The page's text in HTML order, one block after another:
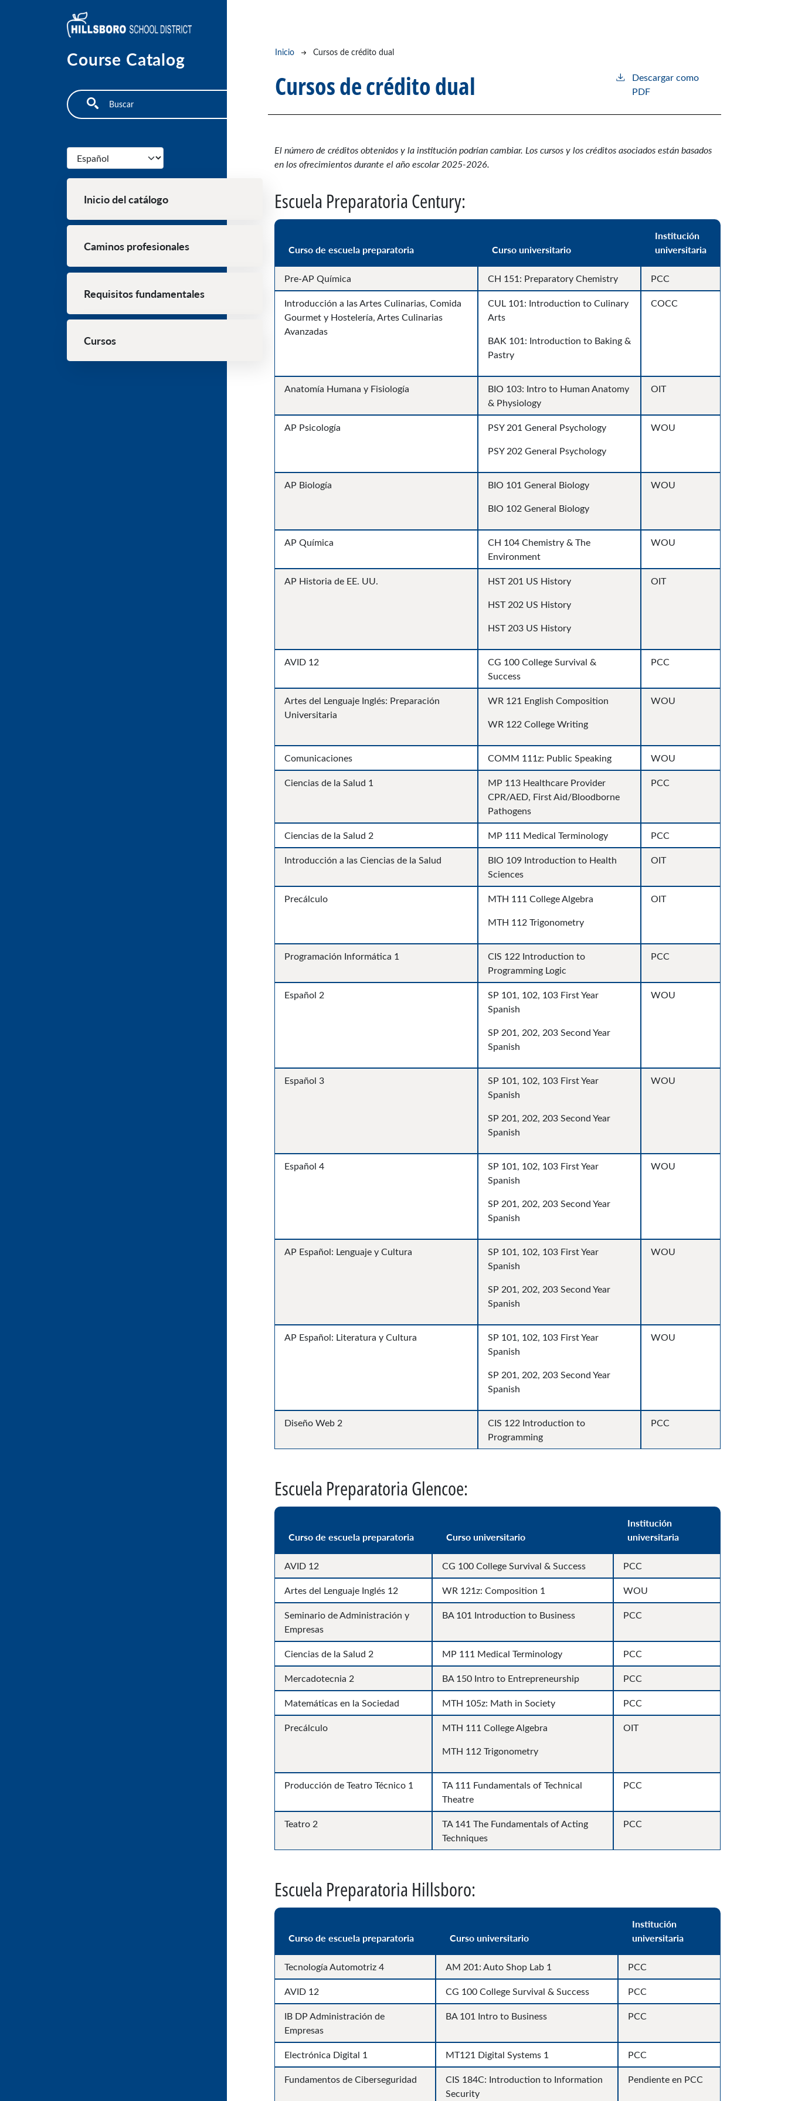
Course Catalog
Search
Select your language
Main Navigation (Spanish)
Inicio del catálogo
Caminos profesionales
Requisitos fundamentales
Cursos
Ruta de navegación
Inicio Cursos de crédito dual
Cursos de crédito dual
Descargar como
PDF
El número de créditos obtenidos y la institución podrían cambiar. Los cursos y los créditos asociados están basados
en los ofrecimientos durante el año escolar 2025-2026.
Escuela Preparatoria Century:
Curso de escuela preparatoria Curso universitario
Institución
universitaria
Pre-AP Química CH 151: Preparatory Chemistry
PCC
Introducción a las Artes Culinarias, Comida
Gourmet y Hostelería, Artes Culinarias
Avanzadas
CUL 101: Introduction to Culinary
Arts
BAK 101: Introduction to Baking &
Pastry
COCC
Anatomía Humana y Fisiología
BIO 103: Intro to Human Anatomy
& Physiology
OIT
AP Psicología
PSY 201 General Psychology
PSY 202 General Psychology
WOU
AP Biología
BIO 101 General Biology
BIO 102 General Biology
WOU
AP Química
CH 104 Chemistry & The
Environment
WOU
AP Historia de EE. UU.
HST 201 US History
HST 202 US History
HST 203 US History
OIT
AVID 12
CG 100 College Survival &
Success
PCC
Artes del Lenguaje Inglés: Preparación
Universitaria
WR 121 English Composition
WR 122 College Writing
WOU
Comunicaciones COMM 111z: Public Speaking
WOU
Ciencias de la Salud 1
MP 113 Healthcare Provider
CPR/AED, First Aid/Bloodborne
Pathogens
PCC
Ciencias de la Salud 2 MP 111 Medical Terminology
PCC
Introducción a las Ciencias de la Salud
BIO 109 Introduction to Health
Sciences
OIT
Precálculo
MTH 111 College Algebra
MTH 112 Trigonometry
OIT
Programación Informática 1
CIS 122 Introduction to
Programming Logic
PCC
Español 2
SP 101, 102, 103 First Year
Spanish
SP 201, 202, 203 Second Year
Spanish
WOU
Español 3
SP 101, 102, 103 First Year
Spanish
SP 201, 202, 203 Second Year
Spanish
WOU
Español 4
SP 101, 102, 103 First Year
Spanish
SP 201, 202, 203 Second Year
Spanish
WOU
AP Español: Lenguaje y Cultura
SP 101, 102, 103 First Year
Spanish
SP 201, 202, 203 Second Year
Spanish
WOU
AP Español: Literatura y Cultura
SP 101, 102, 103 First Year
Spanish
SP 201, 202, 203 Second Year
Spanish
WOU
Diseño Web 2
CIS 122 Introduction to
Programming
PCC
Escuela Preparatoria Glencoe:
Curso de escuela preparatoria Curso universitario
Institución
universitaria
AVID 12 CG 100 College Survival & Success
PCC
Artes del Lenguaje Inglés 12
WR 121z: Composition 1
WOU
Seminario de Administración y
Empresas
BA 101 Introduction to Business PCC
Ciencias de la Salud 2 MP 111 Medical Terminology
PCC
Mercadotecnia 2
BA 150 Intro to Entrepreneurship
PCC
Matemáticas en la Sociedad
MTH 105z: Math in Society
PCC
Precálculo
MTH 111 College Algebra
MTH 112 Trigonometry
OIT
Producción de Teatro Técnico 1
TA 111 Fundamentals of Technical
Theatre
PCC
Teatro 2
TA 141 The Fundamentals of Acting
Techniques
PCC
Escuela Preparatoria Hillsboro:
Curso de escuela preparatoria Curso universitario
Institución
universitaria
Tecnología Automotriz 4 AM 201: Auto Shop Lab 1
PCC
AVID 12
CG 100 College Survival & Success
PCC
IB DP Administración de
Empresas
BA 101 Intro to Business PCC
Electrónica Digital 1 MT121 Digital Systems 1
PCC
Fundamentos de Ciberseguridad
CIS 184C: Introduction to Information
Security
Pendiente en PCC